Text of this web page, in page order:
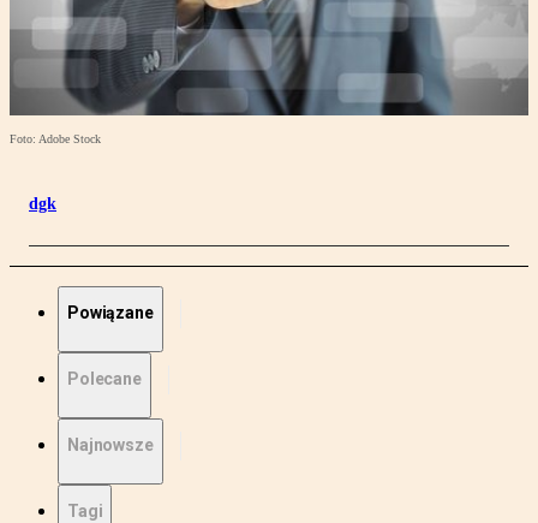
Foto: Adobe Stock
dgk
Powiązane
Polecane
Najnowsze
Tagi